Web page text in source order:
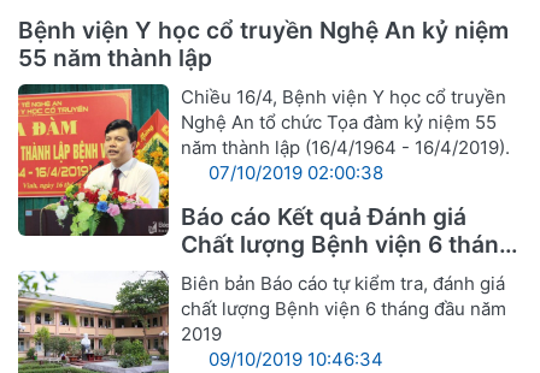
Bệnh viện Y học cổ truyền Nghệ An kỷ niệm
55 năm thành lập
Chiều 16/4, Bệnh viện Y học cổ truyền
Nghệ An tổ chức Tọa đàm kỷ niệm 55
năm thành lập (16/4/1964 - 16/4/2019).
07/10/2019 02:00:38
Báo cáo Kết quả Đánh giá
Chất lượng Bệnh viện 6 tháng
đầu năm 2019
Biên bản Báo cáo tự kiểm tra, đánh giá
chất lượng Bệnh viện 6 tháng đầu năm
2019
09/10/2019 10:46:34